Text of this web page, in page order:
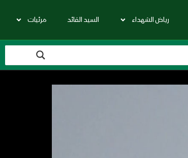
رياض الشهداء السيد القائد مرئيات